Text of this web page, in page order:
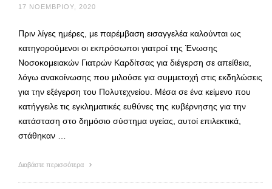
17 ΝΟΕΜΒΡΊΟΥ, 2020
Πριν λίγες ημέρες, με παρέμβαση εισαγγελέα καλούνται ως
κατηγορούμενοι οι εκπρόσωποι γιατροί της Ένωσης
Νοσοκομειακών Γιατρών Καρδίτσας για διέγερση σε απείθεια,
λόγω ανακοίνωσης που μιλούσε για συμμετοχή στις εκδηλώσεις
για την εξέγερση του Πολυτεχνείου. Μέσα σε ένα κείμενο που
κατήγγειλε τις εγκληματικές ευθύνες της κυβέρνησης για την
κατάσταση στο δημόσιο σύστημα υγείας, αυτοί επιλεκτικά,
στάθηκαν …
Διαβάστε περισσότερα